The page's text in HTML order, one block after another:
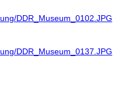
DDR_Museum_0102.JPG
DDR_Museum_0137.JPG